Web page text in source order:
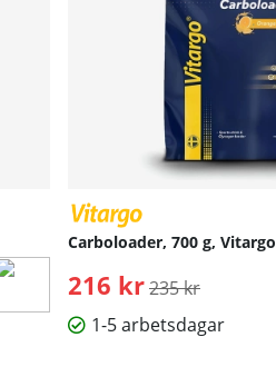
Carboloader, 700 g, Vitargo
216 kr Ordinarie pris:
235 kr
1-5 arbetsdagar